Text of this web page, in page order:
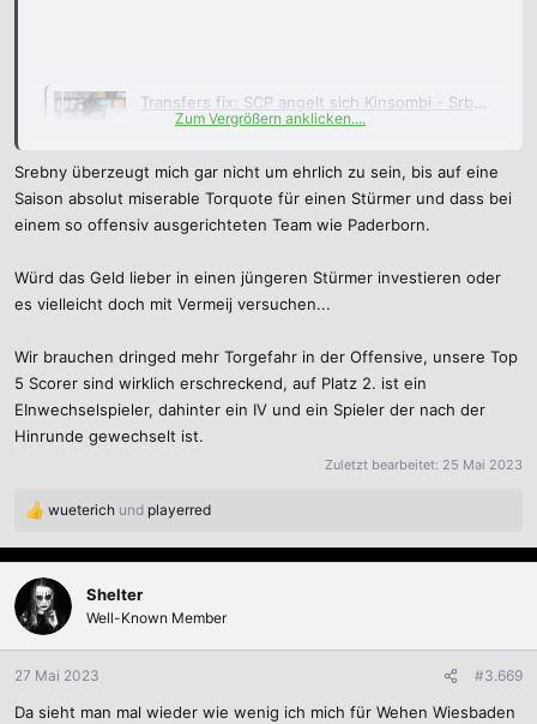
Transfers fix: SCP angelt sich Kinsombi - Srbeny verlässt die Pader
Zur neuen Saison verstärkt sich der SC Paderborn
David Kinsombi seine Fußballschuhe für die
Ostwestfalen schnüren. Der zentrale
Mittelfeldspieler kommt vom SV Sandhausen und
Mannschaft ablösefrei an die...
www.liga2-online.de
*Hut-in-den-Ring-werf*, wie im Falle von Rapp könnte es vielleicht
die berühmte „Liebe auf den zweiten Blick“ mit ihm und dem FCK
werden.
Zum Vergrößern anklicken....
Srebny überzeugt mich gar nicht um ehrlich zu sein, bis auf eine
Saison absolut miserable Torquote für einen Stürmer und dass bei
einem so offensiv ausgerichteten Team wie Paderborn.
Würd das Geld lieber in einen jüngeren Stürmer investieren oder
es vielleicht doch mit Vermeij versuchen...
Wir brauchen dringed mehr Torgefahr in der Offensive, unsere Top
5 Scorer sind wirklich erschreckend, auf Platz 2. ist ein
EInwechselspieler, dahinter ein IV und ein Spieler der nach der
Hinrunde gewechselt ist.
Zuletzt bearbeitet: 25 Mai 2023
R
a
k
i
o
n
n
wueterich und playerred
Shelter
Well-Known Member
27 Mai 2023 #3.669
Da sieht man mal wieder wie wenig ich mich für Wehen Wiesbaden